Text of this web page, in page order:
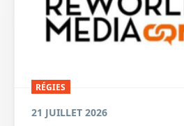
RÉGIES
21 JUILLET 2026